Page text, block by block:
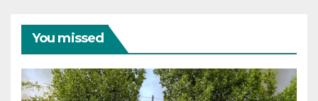
You missed